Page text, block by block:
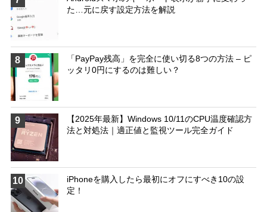
た…元に戻す設定方法を解説
8
「PayPay残高」を完全に使い切る8つの方法 – ピ
ッタリ0円にするのは難しい？
9
【2025年最新】Windows 10/11のCPU温度確認方
法と対処法｜適正値と監視ツール完全ガイド
10
iPhoneを購入したら最初にオフにすべき10の設
定！